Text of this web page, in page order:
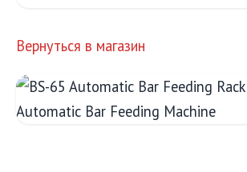
Вернуться в магазин